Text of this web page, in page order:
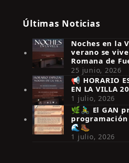
Síguenos en
Últimas Noticias
Noches en la
verano se
Romana de
25 junio, 2026
📢 HORARIO
EN LA VILLA
1 julio, 2026
🌿🚴‍♂️ El GAN
programación
🌊🥾
1 julio, 2026